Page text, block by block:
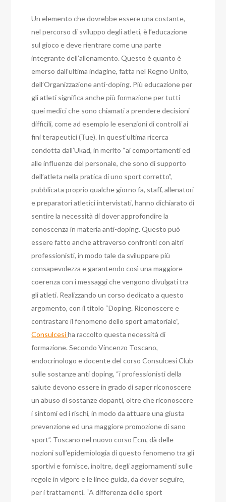
Un elemento che dovrebbe essere una costante,
nel percorso di sviluppo degli atleti, è l’educazione
sul gioco e deve rientrare come una parte
integrante dell’allenamento. Questo è quanto è
emerso dall’ultima indagine, fatta nel Regno Unito,
dell’Organizzazione anti-doping. Più educazione per
gli atleti significa anche più formazione per tutti
quei medici che sono chiamati a prendere decisioni
difficili, come ad esempio le esenzioni di controlli ai
fini terapeutici (Tue). In quest’ultima ricerca
condotta dall’Ukad, in merito “ai comportamenti ed
alle influenze del personale, che sono di supporto
dell’atleta nella pratica di uno sport corretto”,
pubblicata proprio qualche giorno fa, staff, allenatori
e preparatori atletici intervistati, hanno dichiarato di
sentire la necessità di dover approfondire la
conoscenza in materia anti-doping. Questo può
essere fatto anche attraverso confronti con altri
professionisti, in modo tale da sviluppare più
consapevolezza e garantendo così una maggiore
coerenza con i messaggi che vengono divulgati tra
gli atleti. Realizzando un corso dedicato a questo
argomento, con il titolo “Doping. Riconoscere e
contrastare il fenomeno dello sport amatoriale”,
Consulcesiha raccolto questa necessità di
formazione. Secondo Vincenzo Toscano,
endocrinologo e docente del corso Consulcesi Club
sulle sostanze anti doping, “i professionisti della
salute devono essere in grado di saper riconoscere
un abuso di sostanze dopanti, oltre che riconoscere
i sintomi ed i rischi, in modo da attuare una giusta
prevenzione ed una maggiore promozione di sano
sport”. Toscano nel nuovo corso Ecm, dà delle
nozioni sull’epidemiologia di questo fenomeno tra gli
sportivi e fornisce, inoltre, degli aggiornamenti sulle
regole in vigore e le linee guida, da dover seguire,
per i trattamenti. “A differenza dello sport